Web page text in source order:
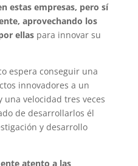
estas empresas, pero sí
aprovechando los
ellaspara innovar su
espera conseguir una
innovadores a un
una velocidad tres veces
de desarrollarlos él
y desarrollo
atento a las